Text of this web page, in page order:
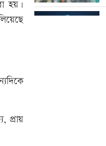
হয়।
প্রায়